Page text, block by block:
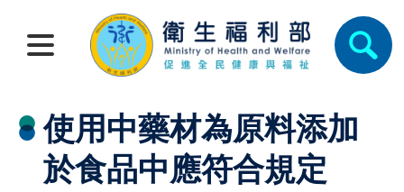
使用中藥材為原料添加
於食品中應符合規定